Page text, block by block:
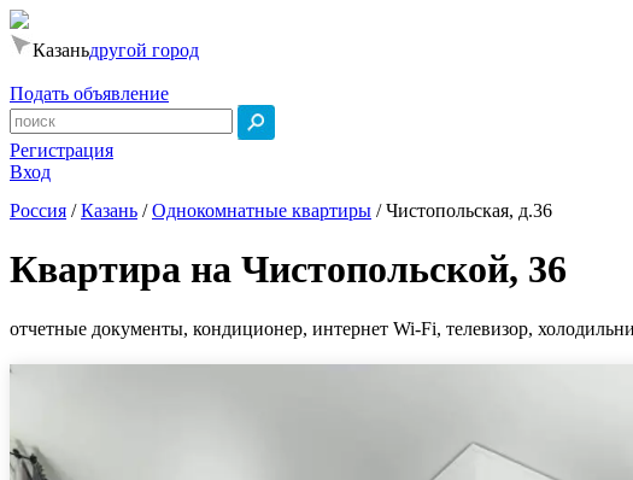
Казаньдругой город
Подать объявление
Регистрация
Вход
Россия /Казань /Однокомнатные квартиры /Чистопольская, д.36
Квартира на Чистопольской, 36
отчетные документы, кондиционер, интернет Wi-Fi, телевизор,